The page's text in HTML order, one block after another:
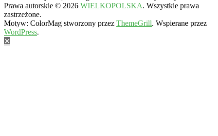
Prawa autorskie © 2026 WIELKOPOLSKA. Wszystkie prawa
zastrzeżone.
Motyw: ColorMag stworzony przez ThemeGrill. Wspierane przez
WordPress.
✕